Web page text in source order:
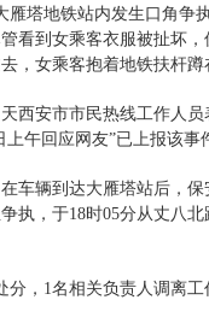
塔地铁站内发生口角争
看到女乘客衣服被扯坏
，女乘客抱着地铁扶杆蹲
西安市市民热线工作人
午回应网友”已上报该事
车辆到达大雁塔站后，保
，于18时05分从丈八北
，1名相关负责人调离